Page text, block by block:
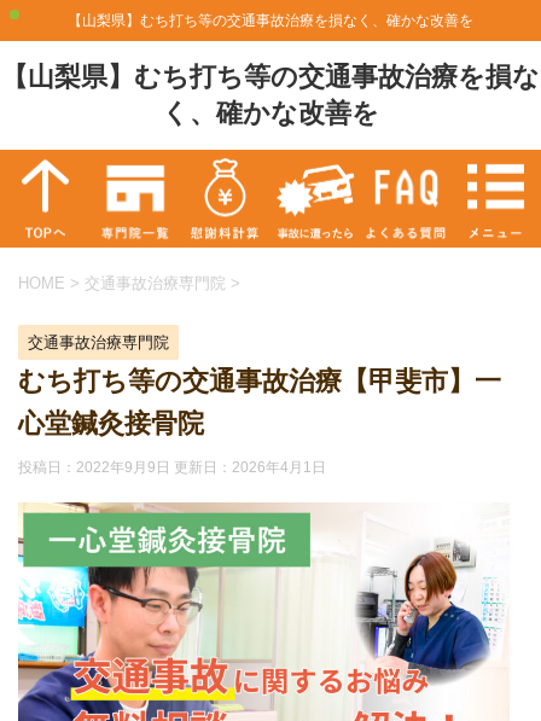
【山梨県】むち打ち等の交通事故治療を損なく、確かな改善を
【山梨県】むち打ち等の交通事故治療を損な
く、確かな改善を
HOME > 交通事故治療専門院 >
交通事故治療専門院
むち打ち等の交通事故治療【甲斐市】一
心堂鍼灸接骨院
投稿日：2022年9月9日 更新日： 2026年4月1日